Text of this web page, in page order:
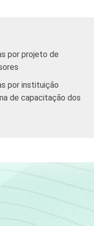
coletados entre
2012.
por projeto de
por instituição
de capacitação dos